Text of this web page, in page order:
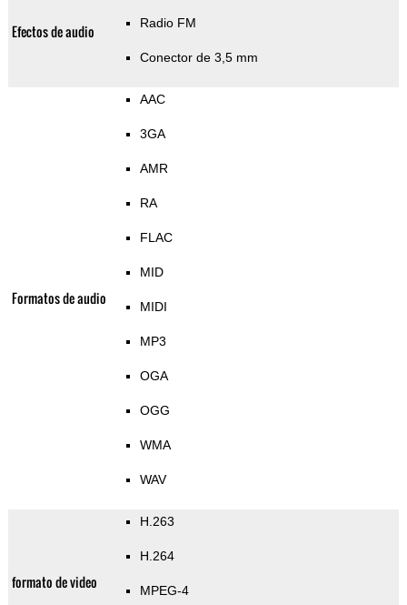
Efectos de audio Radio FM
Conector de 3,5 mm
Formatos de audio
AAC
3GA
AMR
RA
FLAC
MID
MIDI
MP3
OGA
OGG
WMA
WAV
formato de video
H.263
H.264
MPEG-4